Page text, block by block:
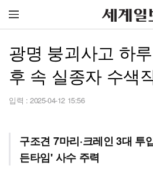
광명 붕괴사고 하
후 속 실종자 수색
입력 : 2025-04-12 15:56
구조견 7마리·크레인 3대
든타임' 사수 주력